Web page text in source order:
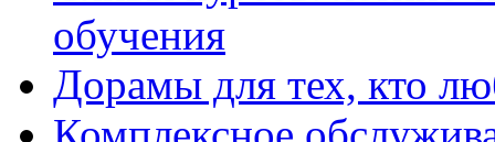
обучения
Дорамы для тех, кто